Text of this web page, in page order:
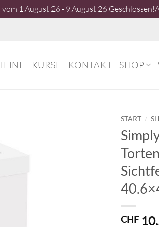
1.August 26 - 9.August 26
KURSE KONTAKT SHOP
START /
CHF